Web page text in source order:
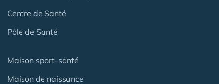
Centre de Santé
Pôle de Santé
Maison sport-santé
Maison de naissance